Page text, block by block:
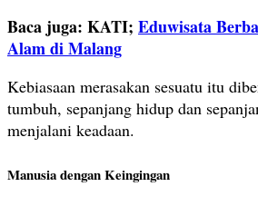
Baca juga: KATI; Eduwisata
Alam di Malang
Kebiasaan merasakan sesuatu itu
tumbuh, sepanjang hidup dan
menjalani keadaan.
Manusia dengan Keingingan